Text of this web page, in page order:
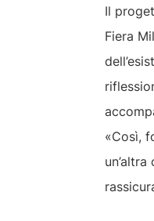
Il
Fiera
«Così,